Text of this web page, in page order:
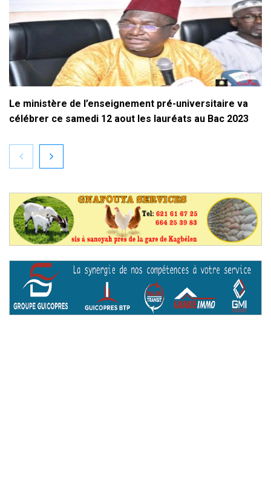
Le ministère de l’enseignement pré-universitaire va
célébrer ce samedi 12 aout les lauréats au Bac 2023